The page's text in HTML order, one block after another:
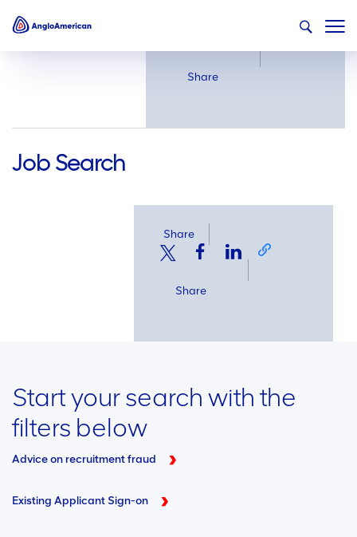
Share
Job Search
Share
Share
Start your search with the
filters below
Advice on recruitment fraud
Existing Applicant Sign-on